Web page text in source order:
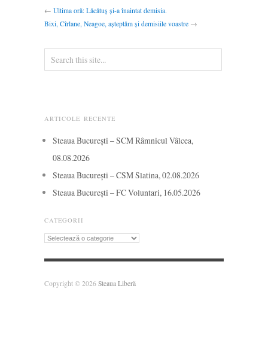
← Ultima oră: Lăcătuș și-a înaintat demisia.
Bixi, Cîrlane, Neagoe, așteptăm și demisiile voastre →
ARTICOLE RECENTE
Steaua București – SCM Râmnicul Vâlcea,
08.08.2026
Steaua București – CSM Slatina, 02.08.2026
Steaua București – FC Voluntari, 16.05.2026
CATEGORII
Categorii
Copyright © 2026 Steaua Liberă